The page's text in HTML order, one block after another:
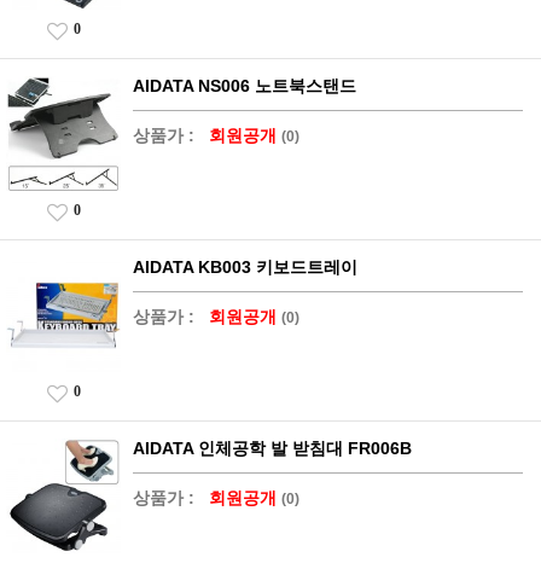
0
AIDATA NS006 노트북스탠드
상품가 : 회원공개 (0)
0
AIDATA KB003 키보드트레이
상품가 : 회원공개 (0)
0
AIDATA 인체공학 발 받침대 FR006B
상품가 : 회원공개 (0)